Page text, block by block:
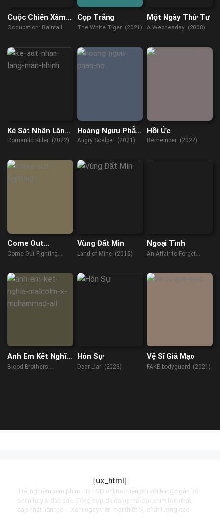
Cuộc Chiến Xâm
Lăng: Miền Nhiệt
Occupation: Rainfall
Cọp Trắng
The White Tiger (2021)
Một Ngày Thứ Tư
A Wednesday (2008)
Kẻ Sát Nhân Lãng
Mạn
Romantic Killer (2022)
Hoàng Ngưu Phẫn
Nộ
Angry Scalper (2021)
Hồi Ức
Remember (2022)
Come Out
Fighting
Come Out Fighting
Vùng Đất Mìn
Land of Mine (2015)
Ngoại Tình
An Affair to Forget
Anh Em Kết Nghĩa:
Malcolm X &
Blood Brothers:
Hôn Sự
Dear Liar (2023)
Vệ Sĩ Giả Mạo
FAKE bodyguard (2021)